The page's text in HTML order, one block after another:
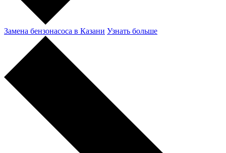
Замена бензонасоса в Казани Узнать больше